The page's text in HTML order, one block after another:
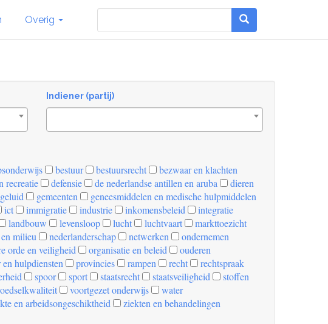
Overig
Indiener (partij)
bestuur bestuursrecht
bezwaar en klachten
recreatie defensie de nederlandse antillen en aruba
dieren
geluid gemeenten
geneesmiddelen en medische hulpmiddelen
ict immigratie industrie inkomensbeleid
integratie
landbouw levensloop lucht luchtvaart
markttoezicht
milieu nederlanderschap netwerken
ondernemen
orde en veiligheid organisatie en beleid
ouderen
hulpdiensten provincies rampen recht
rechtspraak
spoor sport staatsrecht staatsveiligheid
stoffen
voortgezet onderwijs
water
en arbeidsongeschiktheid
ziekten en behandelingen